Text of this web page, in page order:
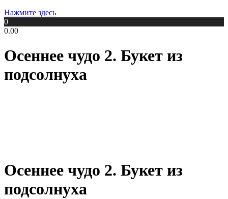
Нажмите здесь
0
0.00
Осеннее чудо 2. Букет из
подсолнуха
Осеннее чудо 2. Букет из
подсолнуха